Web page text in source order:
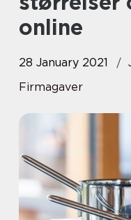
online
28 January 2021
Firmagaver